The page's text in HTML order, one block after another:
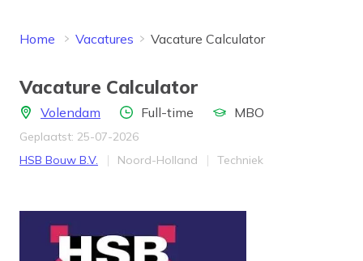
Home Vacatures Vacature Calculator
Vacature Calculator
LocatieVolendam Aantal uren
Full-time Opleidingsniveau
MBO
Geplaatst: 25-07-2026
Bedrijf
HSB Bouw B.V. Provincie
Noord-Holland Werkveld
Techniek